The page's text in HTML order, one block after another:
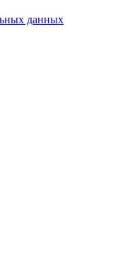
данных